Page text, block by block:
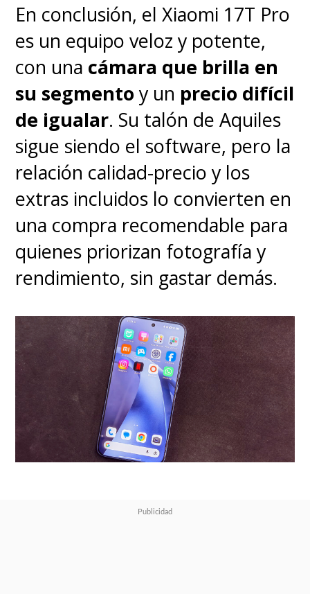
En conclusión, el Xiaomi 17T Pro
es un equipo veloz y potente,
con una cámara que brilla en
su segmento y un precio difícil
de igualar. Su talón de Aquiles
sigue siendo el software, pero la
relación calidad-precio y los
extras incluidos lo convierten en
una compra recomendable para
quienes priorizan fotografía y
rendimiento, sin gastar demás.